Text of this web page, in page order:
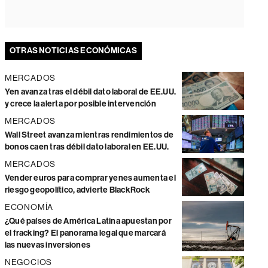
OTRAS NOTICIAS ECONÓMICAS
MERCADOS
Yen avanza tras el débil dato laboral de EE.UU.
y crece la alerta por posible intervención
MERCADOS
Wall Street avanza mientras rendimientos de
bonos caen tras débil dato laboral en EE.UU.
MERCADOS
Vender euros para comprar yenes aumenta el
riesgo geopolítico, advierte BlackRock
ECONOMÍA
¿Qué países de América Latina apuestan por
el fracking? El panorama legal que marcará
las nuevas inversiones
NEGOCIOS